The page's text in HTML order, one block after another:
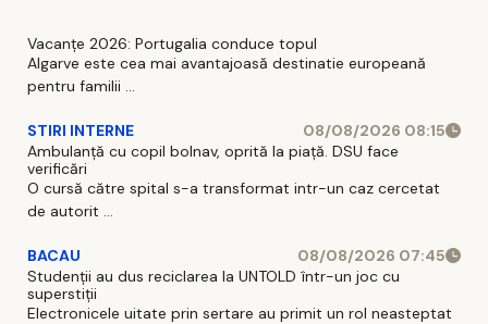
Vacanțe 2026: Portugalia conduce topul
Algarve este cea mai avantajoasă destinatie europeană
pentru familii ...
STIRI INTERNE
08/08/2026 08:15
Ambulanță cu copil bolnav, oprită la piață. DSU face
verificări
O cursă către spital s-a transformat intr-un caz cercetat
de autorit ...
BACAU
08/08/2026 07:45
Studenții au dus reciclarea la UNTOLD într-un joc cu
superstiții
Electronicele uitate prin sertare au primit un rol neasteptat